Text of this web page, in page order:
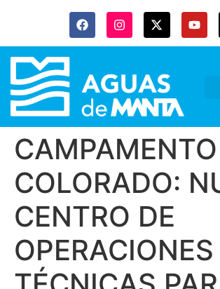
CAMPAMENTO
COLORADO:
CENTRO DE
OPERACIONES